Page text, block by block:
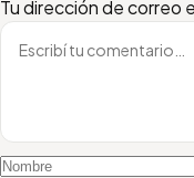
Tu dirección de correo
Escribí tu comentario
Nombre
Email